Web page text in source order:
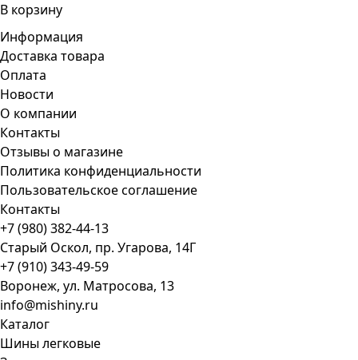
В корзину
Информация
Доставка товара
Оплата
Новости
О компании
Контакты
Отзывы о магазине
Политика конфиденциальности
Пользовательское соглашение
Контакты
+7 (980) 382-44-13
Старый Оскол, пр. Угарова, 14Г
+7 (910) 343-49-59
Воронеж, ул. Матросова, 13
info@mishiny.ru
Каталог
Шины легковые